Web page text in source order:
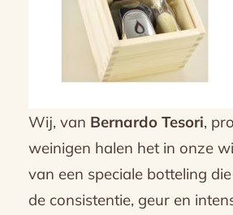
Wij, van Bernardo Tesori,
weinigen halen het in onze
van een speciale botteling
de consistentie, geur en